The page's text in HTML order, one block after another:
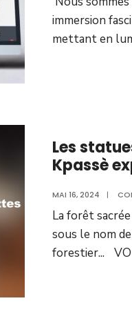
immersion
mettant en
Les
Kpassè
MAI 16, 2024 |
La forêt
sous le nom
forestier...